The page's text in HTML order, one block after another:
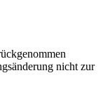
nicht zur